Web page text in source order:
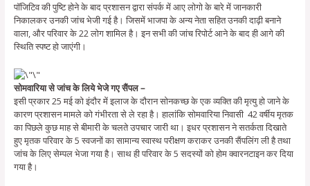
पॉजिटिव की पुष्टि होने के बाद प्रशासन द्वारा संपर्क में आए लोगो के बारे में जानकारी
निकालकर उनकी जांच भेजी गई है। जिसमें भाजपा के अन्य नेता सहित उनकी दाढ़ी बनाने
वाला, और परिवार के 22 लोग शामिल है। इन सभी की जांच रिपोर्ट आने के बाद ही आगे की
स्थिति स्पष्ट हो जाएंगी।
सोमवारिया से जांच के लिये भेजे गए सैंपल –
इसी प्रकार 25 मई को इंदौर में इलाज के दौरान सोनकच्छ के एक व्यक्ति की मृत्यु हो जाने के
कारण प्रशासन मामले को गंभीरता से ले रहा है। हालांकि सोमवारिया निवासी 42 वर्षीय मृतक
का पिछले कुछ माह से बीमारी के चलते उपचार जारी था। इधर प्रशासन ने सतर्कता दिखाते
हुए मृतक परिवार के 5 स्वजनों का सामान्य स्वास्थ परीक्षण कराकर उनकी सैंपलिंग ली है तथा
जांच के लिए सेम्पल भेजा गया है। साथ ही परिवार के 5 सदस्यों को होम क्वारनटाइन कर दिया
गया है।